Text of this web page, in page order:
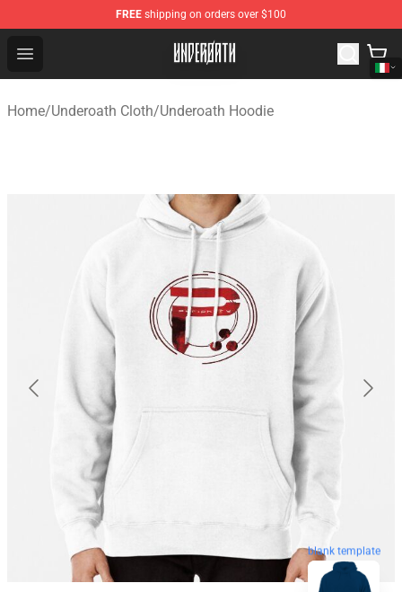
FREE shipping on orders over $100
Open menu
Underoath Store - Official Underoath Merchandise Shop
Home/Underoath Cloth/Underoath Hoodie
blank template